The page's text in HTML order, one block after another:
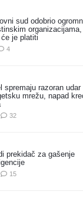
sud odobrio
organizacijama,
je platiti
4komentara
spremaju razoran udar
mrežu, napad
32komentara
prekidač za gašenje
15komentara